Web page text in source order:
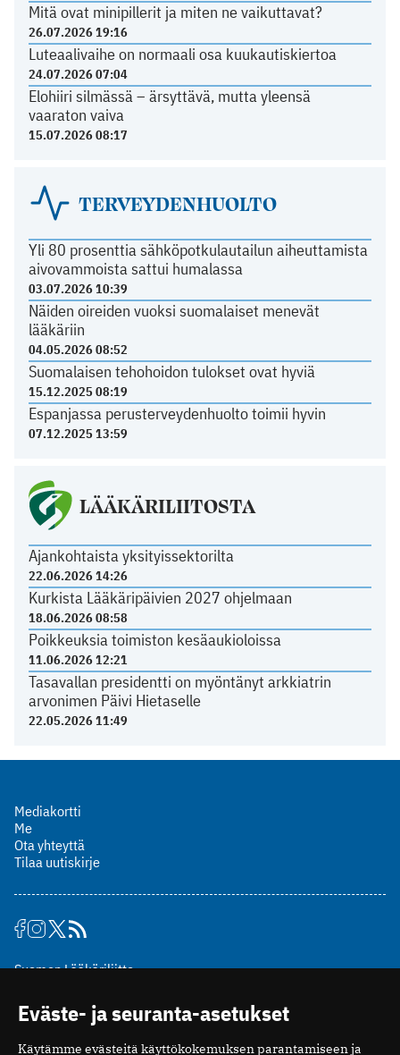
Mitä ovat minipillerit ja miten ne vaikuttavat?
26.07.2026 19:16
Luteaalivaihe on normaali osa kuukautiskiertoa
24.07.2026 07:04
Elohiiri silmässä – ärsyttävä, mutta yleensä
vaaraton vaiva
15.07.2026 08:17
TERVEYDENHUOLTO
Yli 80 prosenttia sähköpotkulautailun aiheuttamista
aivovammoista sattui humalassa
03.07.2026 10:39
Näiden oireiden vuoksi suomalaiset menevät
lääkäriin
04.05.2026 08:52
Suomalaisen tehohoidon tulokset ovat hyviä
15.12.2025 08:19
Espanjassa perusterveydenhuolto toimii hyvin
07.12.2025 13:59
LÄÄKÄRILIITOSTA
Ajankohtaista yksityissektorilta
22.06.2026 14:26
Kurkista Lääkäripäivien 2027 ohjelmaan
18.06.2026 08:58
Poikkeuksia toimiston kesäaukioloissa
11.06.2026 12:21
Tasavallan presidentti on myöntänyt arkkiatrin
arvonimen Päivi Hietaselle
22.05.2026 11:49
Mediakortti
Me
Ota yhteyttä
Tilaa uutiskirje
Suomen Lääkäriliitto
00510 Helsinki
puh. (09) 393 091
toimitus@potilaanlaakarilehti.fi
Eväste- ja seuranta-asetukset
Käytämme evästeitä käyttökokemuksen parantamiseen ja